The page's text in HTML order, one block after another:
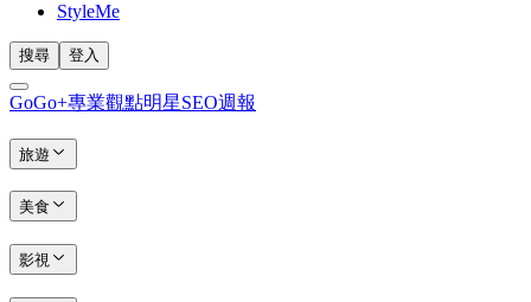
StyleMe
搜尋 登入
GoGo+專業觀點明星SEO週報
旅遊
美食
影視